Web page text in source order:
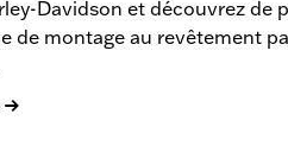
Davidson et découvrez de
de montage au revêtement